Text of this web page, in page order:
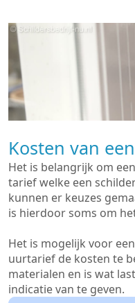
Kosten van
Het is belangrijk om
tarief welke een
kunnen er keuzes
is hierdoor soms om
Het is mogelijk voor
uurtarief de kosten te
materialen en is wat
indicatie van te geven.